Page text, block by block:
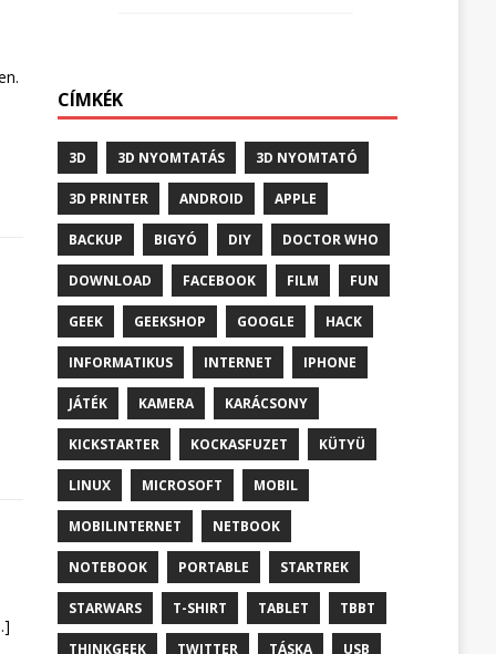
CÍMKÉK
3D 3D NYOMTATÁS 3D NYOMTATÓ
3D PRINTER ANDROID APPLE
BACKUP BIGYÓ DIY DOCTOR WHO
DOWNLOAD FACEBOOK FILM FUN
GEEK GEEKSHOP GOOGLE HACK
INFORMATIKUS INTERNET IPHONE
JÁTÉK KAMERA KARÁCSONY
KICKSTARTER KOCKASFUZET KÜTYÜ
LINUX MICROSOFT MOBIL
MOBILINTERNET NETBOOK
NOTEBOOK PORTABLE STARTREK
STARWARS T-SHIRT TABLET TBBT
THINKGEEK TWITTER TÁSKA USB